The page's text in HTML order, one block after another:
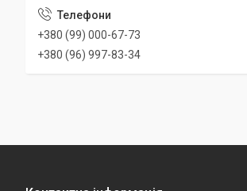
+380 (99) 000-67-73
+380 (96) 997-83-34